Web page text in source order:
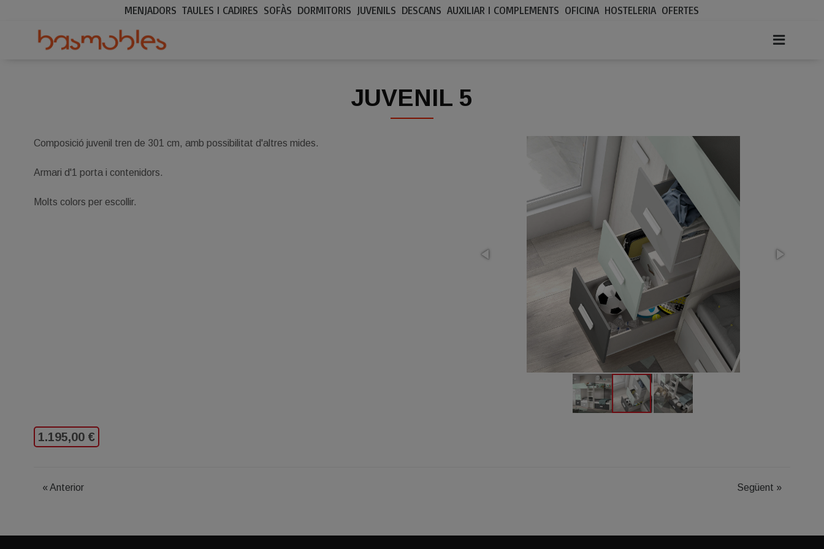
MENJADORS TAULES I CADIRES SOFÀS DORMITORIS JUVENILS DESCANS AUXILIAR I COMPLEMENTS OFICINA HOSTELERIA OFERTES
JUVENIL 5
Composició juvenil tren de 301 cm, amb possibilitat d'altres mides.
Armari d'1 porta i contenidors.
Molts colors per escollir.
1.195,00 €
«Anterior Següent »